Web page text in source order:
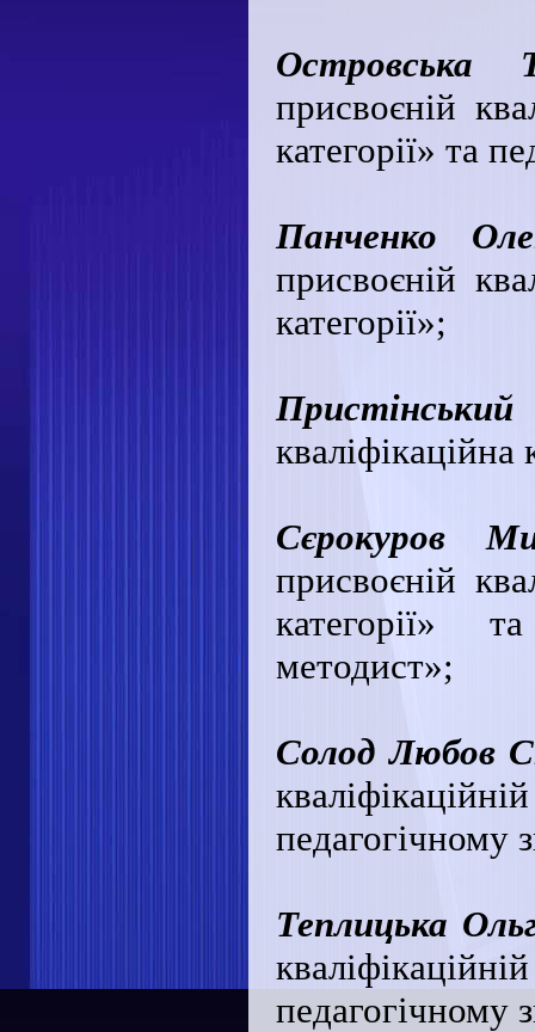
Островська
присвоєній
категорії» та
Панченко
присвоєній
категорії»;
кваліфікаційна
Сєрокуров
присвоєній
категорії»
методист»;
Солод Любов
педагогічному
Теплицька
педагогічному